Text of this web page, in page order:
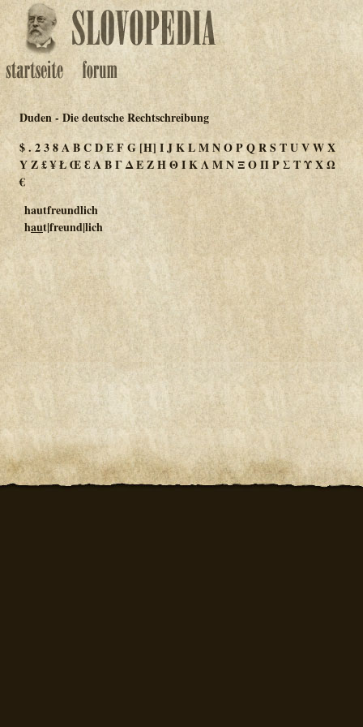
Duden - Die deutsche Rechtschreibung
$.238ABCDEFG[H] IJKLMNOPQRS TUVWX
YZ£¥ŁŒƐΑΒΓΔΕΖΗΘΙΚΛΜΝΞΟΠΡΣΤΥΧΩ
€
hautfreundlich
haut|freund|lich